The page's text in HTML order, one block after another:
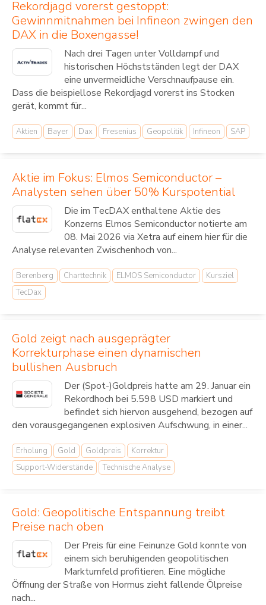
Rekordjagd vorerst gestoppt:
Gewinnmitnahmen bei Infineon zwingen den
DAX in die Boxengasse!
Nach drei Tagen unter Volldampf und
historischen Höchstständen legt der DAX
eine unvermeidliche Verschnaufpause ein.
Dass die beispiellose Rekordjagd vorerst ins Stocken
gerät, kommt für...
Aktien Bayer Dax Fresenius Geopolitik Infineon SAP
Aktie im Fokus: Elmos Semiconductor –
Analysten sehen über 50% Kurspotential
Die im TecDAX enthaltene Aktie des
Konzerns Elmos Semiconductor notierte am
08. Mai 2026 via Xetra auf einem hier für die
Analyse relevanten Zwischenhoch von...
Berenberg Charttechnik ELMOS Semiconductor
Kursziel
TecDax
Gold zeigt nach ausgeprägter
Korrekturphase einen dynamischen
bullishen Ausbruch
Der (Spot-)Goldpreis hatte am 29. Januar ein
Rekordhoch bei 5.598 USD markiert und
befindet sich hiervon ausgehend, bezogen auf
den vorausgegangenen explosiven Aufschwung, in einer...
Erholung Gold Goldpreis
Korrektur
Support-Widerstände
Technische Analyse
Gold: Geopolitische Entspannung treibt
Preise nach oben
Der Preis für eine Feinunze Gold konnte von
einem sich beruhigenden geopolitischen
Marktumfeld profitieren. Eine mögliche
Öffnung der Straße von Hormus zieht fallende Ölpreise
nach...